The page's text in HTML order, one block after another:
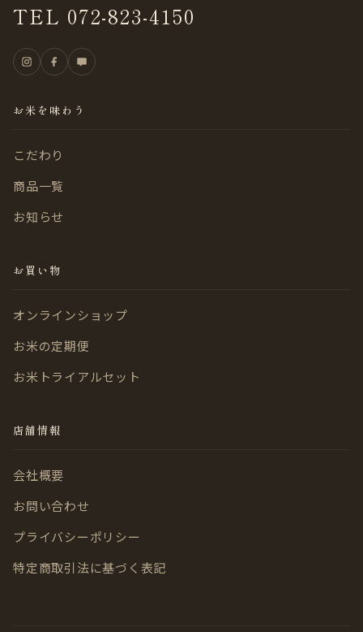
TEL 072-823-4150
お米を味わう
こだわり
商品一覧
お知らせ
お買い物
オンラインショップ
お米の定期便
お米トライアルセット
店舗情報
会社概要
お問い合わせ
プライバシーポリシー
特定商取引法に基づく表記